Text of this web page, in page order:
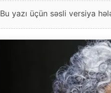
Bu yazı üçün səsli versiya